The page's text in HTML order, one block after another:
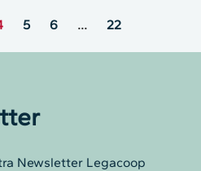
5 6 … 22
Newsletter Legacoop